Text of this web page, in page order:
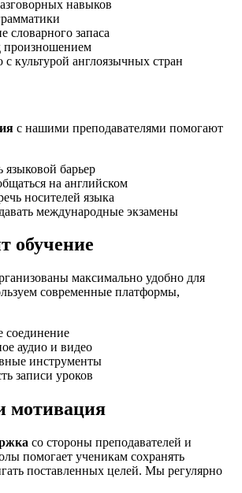
навыков
словарного запаса
произношением
с культурой англоязычных стран
с нашими преподавателями помогают
языковой барьер
на английском
носителей языка
международные экзамены
обучение
максимально удобно для
современные платформы,
соединение
аудио и видео
инструменты
записи уроков
мотивация
со стороны преподавателей и
помогает ученикам сохранять
поставленных целей. Мы регулярно